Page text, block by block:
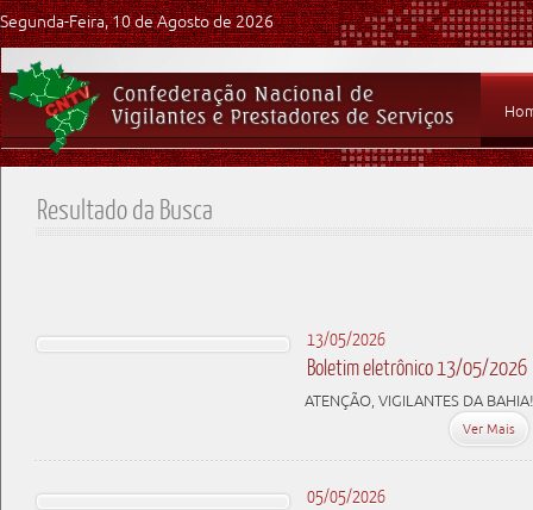
Segunda-Feira, 10 de Agosto de 2026
Resultado da Busca
13/05/2026
Boletim eletrônico 13/05/2026
ATENÇÃO, VIGILANTES DA BAHIA!
Ver Mais
05/05/2026